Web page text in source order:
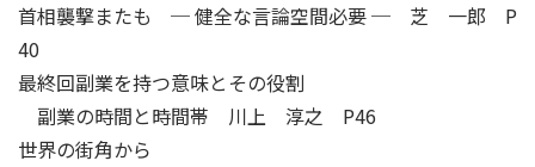
首相襲撃またも ─ 健全な言論空間必要 ─ 芝 一郎 P
40
最終回副業を持つ意味とその役割
副業の時間と時間帯 川上 淳之 P46
世界の街角から